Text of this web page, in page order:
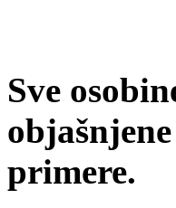
Sve
primere.